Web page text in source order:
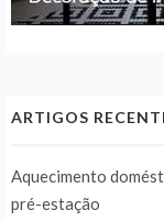
ARTIGOS
Aquecimento
pré-estação